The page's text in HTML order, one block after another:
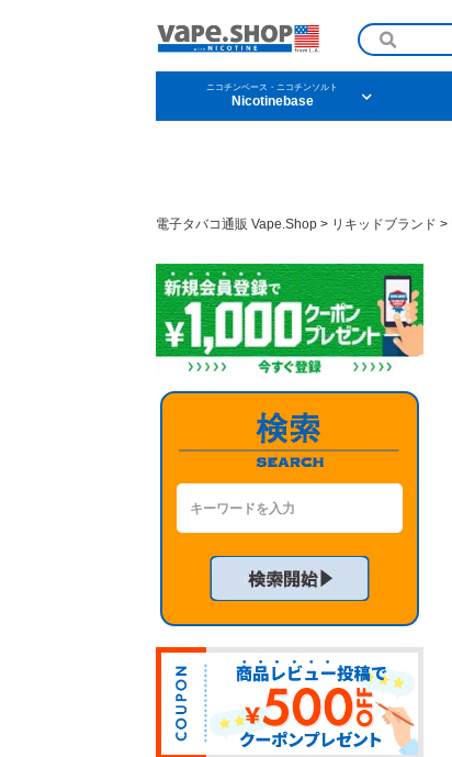
メンソール
ニコチンベース・ニコチンソルト
Nicotinebase
電子タバコ通販 Vape.Shop > リキッドブランド >